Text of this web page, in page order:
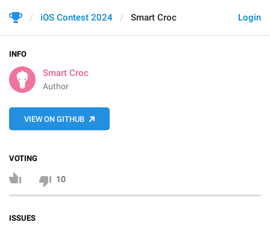
Login
iOS Contest 2024 Smart Croc
INFO
Smart Croc
Author
VIEW ON GITHUB
VOTING
10
ISSUES